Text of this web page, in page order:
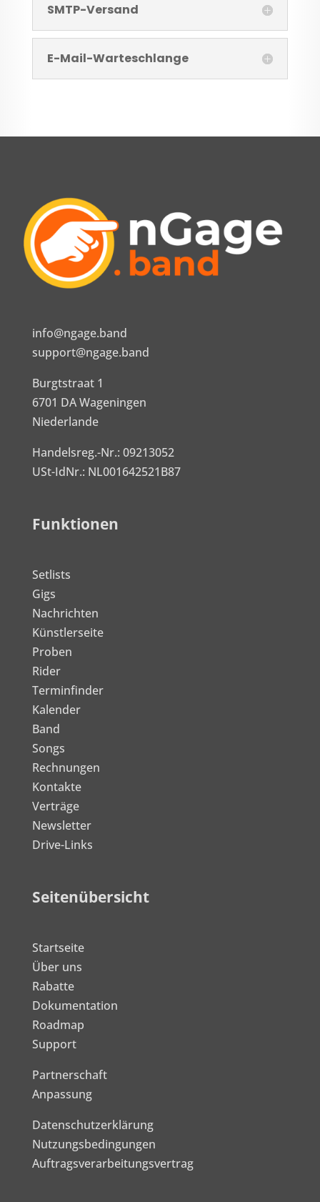
SMTP-Versand
E-Mail-Warteschlange
info@ngage.band
support@ngage.band
Burgtstraat 1
6701 DA Wageningen
Niederlande
Handelsreg.-Nr.: 09213052
USt-IdNr.: NL001642521B87
Funktionen
Setlists
Gigs
Nachrichten
Künstlerseite
Proben
Rider
Terminfinder
Kalender
Band
Songs
Rechnungen
Kontakte
Verträge
Newsletter
Drive-Links
Seitenübersicht
Startseite
Über uns
Rabatte
Dokumentation
Roadmap
Support
Partnerschaft
Anpassung
Datenschutzerklärung
Nutzungsbedingungen
Auftragsverarbeitungsvertrag